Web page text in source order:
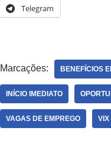
Telegram
Marcações: BENEFÍCIOS
INÍCIO IMEDIATO
VAGAS DE EMPREGO VIX